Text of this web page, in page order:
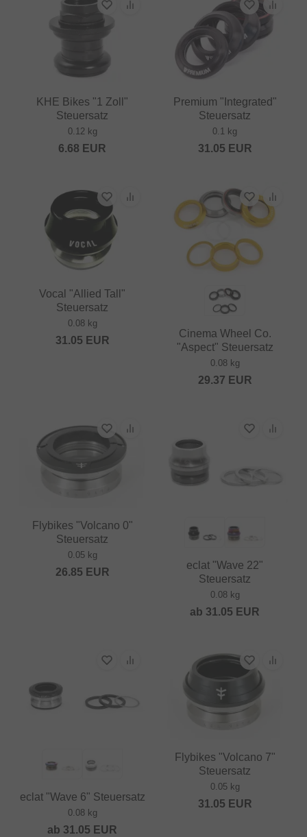
KHE Bikes "1 Zoll"
Steuersatz
0.12 kg
6.68 EUR
Premium "Integrated"
Steuersatz
0.1 kg
31.05 EUR
Vocal "Allied Tall"
Steuersatz
0.08 kg
31.05 EUR
Cinema Wheel Co.
"Aspect" Steuersatz
0.08 kg
29.37 EUR
Flybikes "Volcano 0"
Steuersatz
0.05 kg
26.85 EUR
eclat "Wave 22"
Steuersatz
0.08 kg
ab 31.05 EUR
eclat "Wave 6" Steuersatz
0.08 kg
ab 31.05 EUR
Flybikes "Volcano 7"
Steuersatz
0.05 kg
31.05 EUR